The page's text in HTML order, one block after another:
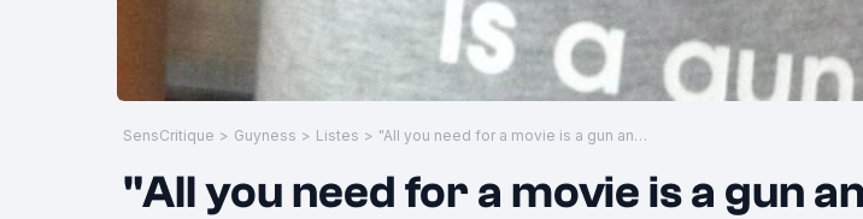
SensCritique > Guyness > Listes > "All you need for a movie is a gun and a girl" Jean-Luc Godard
"All you need for a movie is a gun